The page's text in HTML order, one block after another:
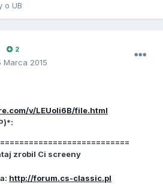
o UB
2
Marca 2015
v/LEUoli6B/file.html
zrobil Ci screeny
http://forum.cs-classic.pl